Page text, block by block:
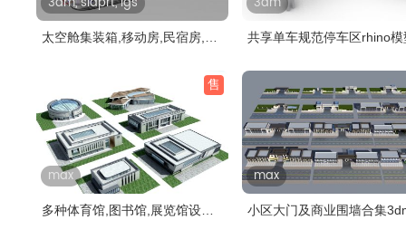
太空舱集装箱,移动房,民宿房,胶
共享单车规范停车区rhino模
售
max
多种体育馆,图书馆,展览馆设计,
max
小区大门及商业围墙合集